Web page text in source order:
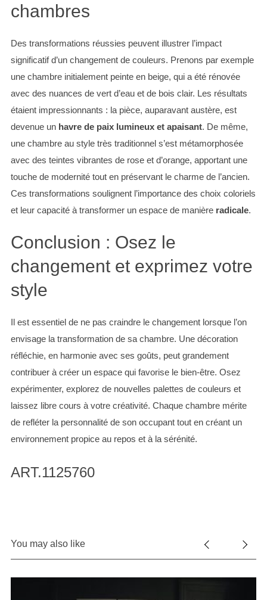
chambres
Des transformations réussies peuvent illustrer l’impact
significatif d’un changement de couleurs. Prenons par exemple
une chambre initialement peinte en beige, qui a été rénovée
avec des nuances de vert d’eau et de bois clair. Les résultats
étaient impressionnants : la pièce, auparavant austère, est
devenue un havre de paix lumineux et apaisant. De même,
une chambre au style très traditionnel s’est métamorphosée
avec des teintes vibrantes de rose et d’orange, apportant une
touche de modernité tout en préservant le charme de l’ancien.
Ces transformations soulignent l’importance des choix coloriels
et leur capacité à transformer un espace de manière radicale.
Conclusion : Osez le
changement et exprimez votre
style
Il est essentiel de ne pas craindre le changement lorsque l’on
envisage la transformation de sa chambre. Une décoration
réfléchie, en harmonie avec ses goûts, peut grandement
contribuer à créer un espace qui favorise le bien-être. Osez
expérimenter, explorez de nouvelles palettes de couleurs et
laissez libre cours à votre créativité. Chaque chambre mérite
de refléter la personnalité de son occupant tout en créant un
environnement propice au repos et à la sérénité.
ART.1125760
You may also like